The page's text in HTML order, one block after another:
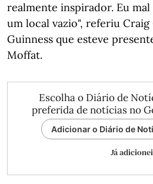
realmente inspirador. Eu
um local vazio", referiu
Guinness que esteve
Moffat.
Escolha o Diário de
preferida de notícias no
Adicionar o Diário de
Já adicionei